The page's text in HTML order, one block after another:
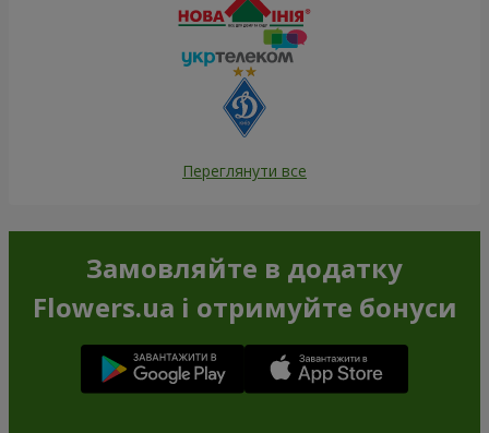
Переглянути все
Замовляйте в додатку
Flowers.ua і отримуйте бонуси